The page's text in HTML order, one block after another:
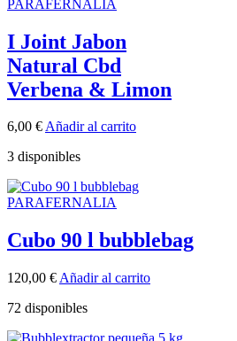
PARAFERNALIA
I Joint Jabon
Natural Cbd
Verbena & Limon
6,00 €Añadir al carrito
3 disponibles
PARAFERNALIA
Cubo 90 l bubblebag
120,00 € Añadir al carrito
72 disponibles